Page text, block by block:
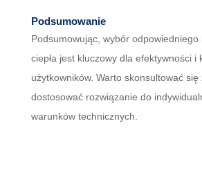
Podsumowanie
Podsumowując, wybór
ciepła jest kluczowy dla efektywności i
użytkowników. Warto skonsultować
dostosować rozwiązanie do
warunków technicznych.